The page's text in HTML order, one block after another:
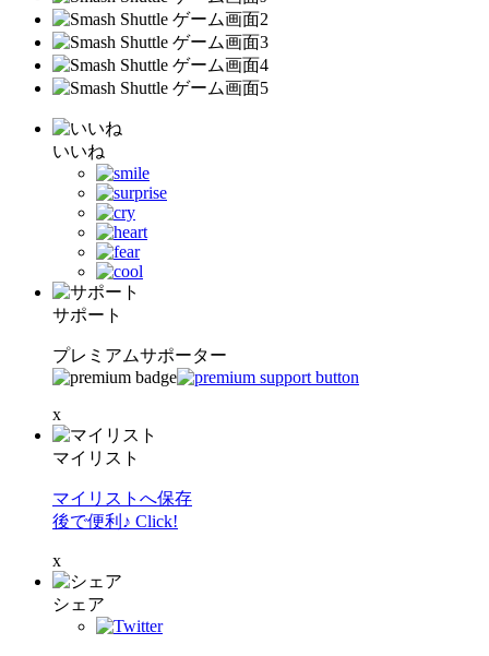
いいね
サポート
プレミアムサポーター
x
マイリスト
マイリストへ保存
後で便利♪ Click!
x
シェア